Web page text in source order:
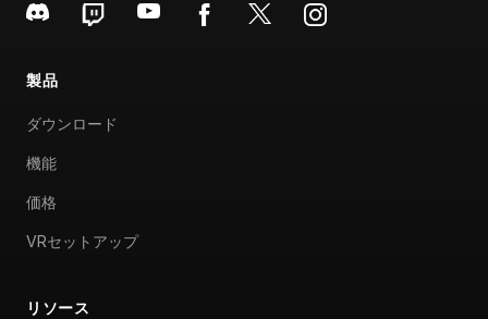
製品
ダウンロード
機能
価格
VRセットアップ
リソース